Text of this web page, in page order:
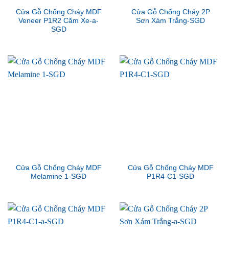
Cửa Gỗ Chống Cháy MDF
Veneer P1R2 Căm Xe-a-
SGD
Cửa Gỗ Chống Cháy 2P
Sơn Xám Trắng-SGD
Cửa Gỗ Chống Cháy MDF
Melamine 1-SGD
Cửa Gỗ Chống Cháy MDF
P1R4-C1-SGD